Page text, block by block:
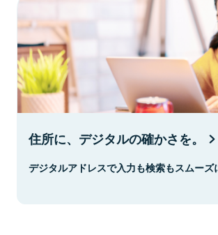
住所に、デジタルの確かさを。
デジタルアドレスで入力も検索もスムーズ